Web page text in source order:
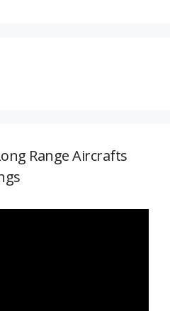
Range Aircrafts